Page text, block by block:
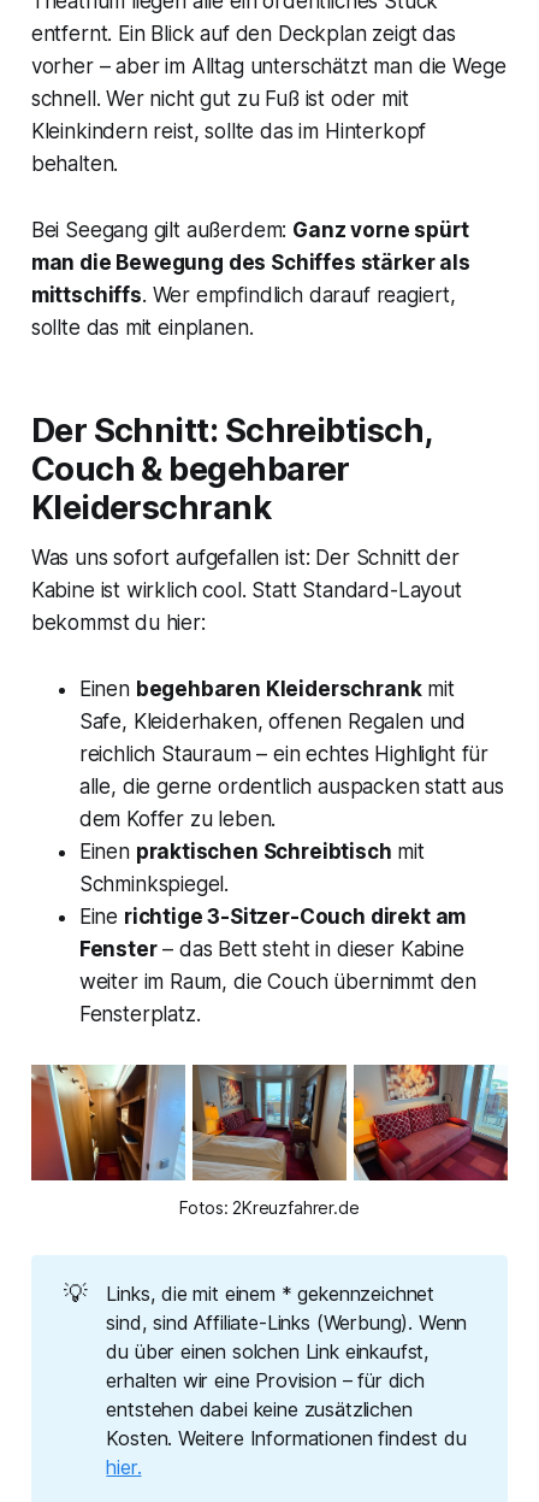
entfernt. Ein Blick auf den Deckplan zeigt das
vorher – aber im Alltag unterschätzt man die Wege
schnell. Wer nicht gut zu Fuß ist oder mit
Kleinkindern reist, sollte das im Hinterkopf
behalten.
Bei Seegang gilt außerdem: Ganz vorne spürt
man die Bewegung des Schiffes stärker als
mittschiffs. Wer empfindlich darauf reagiert,
sollte das mit einplanen.
Der Schnitt: Schreibtisch,
Couch & begehbarer
Kleiderschrank
Was uns sofort aufgefallen ist: Der Schnitt der
Kabine ist wirklich cool. Statt Standard-Layout
bekommst du hier:
Einen begehbaren Kleiderschrankmit
Safe, Kleiderhaken, offenen Regalen und
reichlich Stauraum – ein echtes Highlight für
alle, die gerne ordentlich auspacken statt aus
dem Koffer zu leben.
Einen praktischen Schreibtisch mit
Schminkspiegel.
Eine richtige 3-Sitzer-Couch direkt am
Fenster– das Bett steht in dieser Kabine
weiter im Raum, die Couch übernimmt den
Fensterplatz.
Fotos: 2Kreuzfahrer.de
💡
Links, die mit einem * gekennzeichnet
sind, sind Affiliate-Links (Werbung). Wenn
du über einen solchen Link einkaufst,
erhalten wir eine Provision – für dich
entstehen dabei keine zusätzlichen
Kosten. Weitere Informationen findest du
hier.